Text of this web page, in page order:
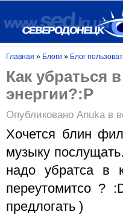
Главная » Блоги » Блог
Как убраться
энергии?:Р
Опубликовано Anuka в
Хочется блин
музыку
надо убратса в
переутомитсо ?
предлогать )